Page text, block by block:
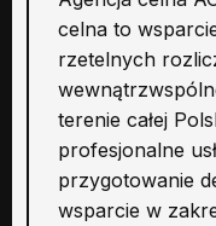
celna to
rzetelnych
terenie całej
profesjonalne
przygotowanie
wsparcie w